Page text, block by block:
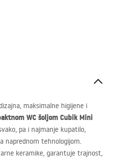
maksimalne higijene i
WC šoljom Cubik Mini
pa i najmanje kupatilo,
naprednom tehnologijom.
keramike, garantuje trajnost,